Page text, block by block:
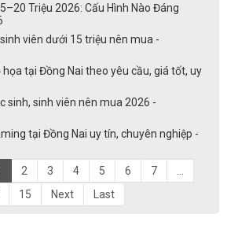
Triệu 2026: Cấu Hình Nào Đáng
viên dưới 15 triệu nên mua -
họa tại Đồng Nai theo yêu cầu, giá tốt, uy
sinh, sinh viên nên mua 2026 -
tại Đồng Nai uy tín, chuyên nghiệp -
2 3 4 5 6 7
15 Next Last